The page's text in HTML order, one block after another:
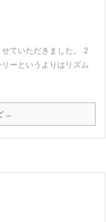
ていただきました。 2
ーというよりはリズム
...